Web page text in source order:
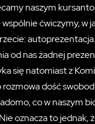
naszym
ćwiczymy, w
od nas żadnej
się natomiast z
dość
co w naszym
oznacza to jednak,